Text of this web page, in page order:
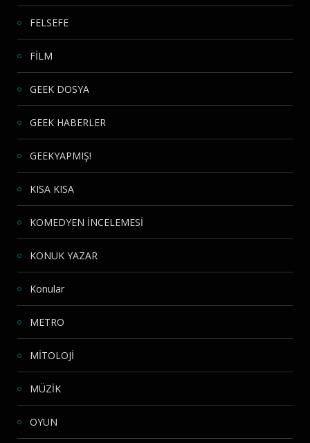
FELSEFE
FİLM
GEEK DOSYA
GEEK HABERLER
GEEKYAPMIŞ!
KISA KISA
KOMEDYEN İNCELEMESİ
KONUK YAZAR
Konular
METRO
MİTOLOJİ
MÜZİK
OYUN